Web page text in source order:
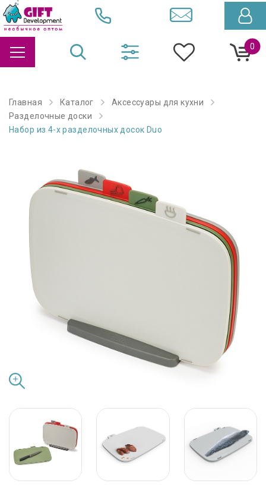
0
Главная Каталог
Аксессуары для кухни
Разделочные доски
Набор из 4-х разделочных досок Duo